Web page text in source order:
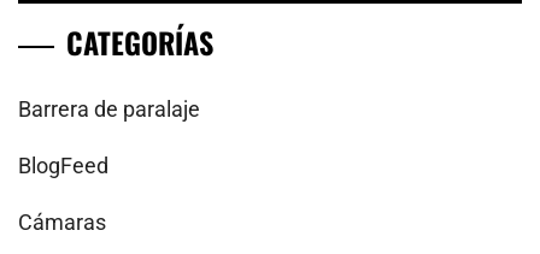
CATEGORÍAS
Barrera de paralaje
BlogFeed
Cámaras